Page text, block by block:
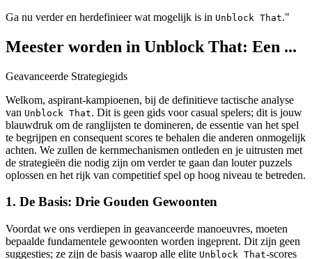
Ga nu verder en herdefinieer wat mogelijk is in Unblock That."
Meester worden in Unblock That: Een ...
Geavanceerde Strategiegids
Welkom, aspirant-kampioenen, bij de definitieve tactische analyse
van Unblock That. Dit is geen gids voor casual spelers; dit is jouw
blauwdruk om de ranglijsten te domineren, de essentie van het spel
te begrijpen en consequent scores te behalen die anderen onmogelijk
achten. We zullen de kernmechanismen ontleden en je uitrusten met
de strategieën die nodig zijn om verder te gaan dan louter puzzels
oplossen en het rijk van competitief spel op hoog niveau te betreden.
1. De Basis: Drie Gouden Gewoonten
Voordat we ons verdiepen in geavanceerde manoeuvres, moeten
bepaalde fundamentele gewoonten worden ingeprent. Dit zijn geen
suggesties; ze zijn de basis waarop alle elite Unblock That-scores